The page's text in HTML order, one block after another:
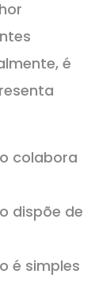
é
colabora
dispõe de
é simples